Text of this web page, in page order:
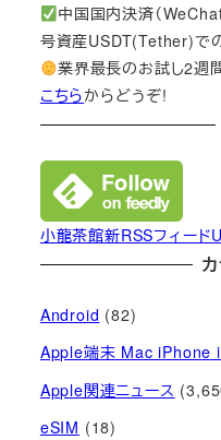
中国国内決済（
号資産USDT(Tether)で
業界最長のお試し2週
こちらからどうぞ!
小龍茶館新RSSフィード
Android (82)
Apple端末 Mac iPhone
Apple関連ニュース
eSIM (18)